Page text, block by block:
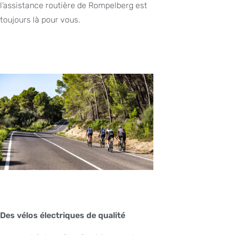
l’assistance routière de Rompelberg est
toujours là pour vous.
Des vélos électriques de qualité